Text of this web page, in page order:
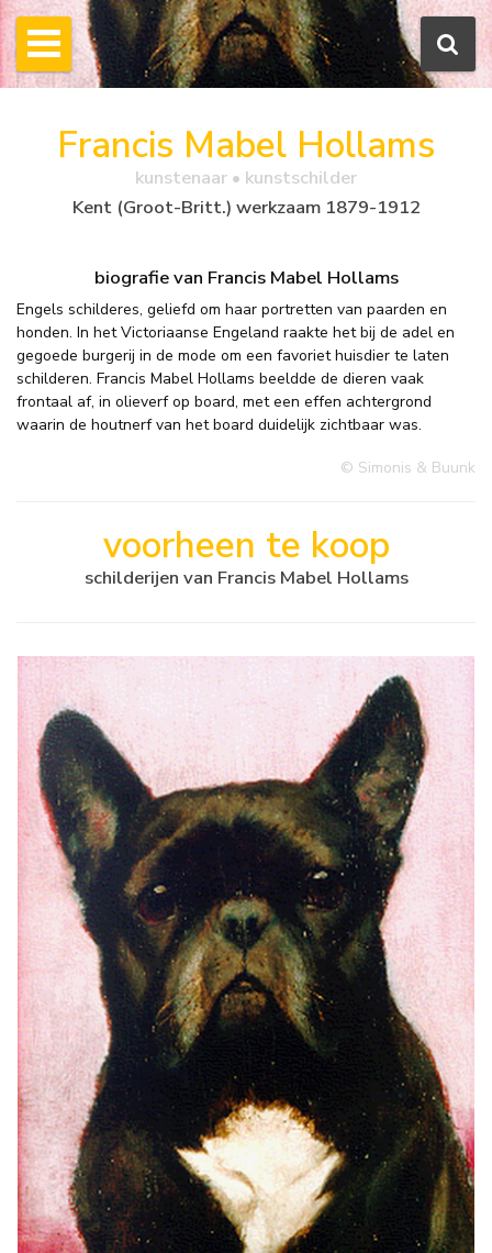
Francis Mabel Hollams
kunstenaar • kunstschilder
Kent (Groot-Britt.) werkzaam 1879-1912
biografie van Francis Mabel Hollams
Engels schilderes, geliefd om haar portretten van paarden en
honden. In het Victoriaanse Engeland raakte het bij de adel en
gegoede burgerij in de mode om een favoriet huisdier te laten
schilderen. Francis Mabel Hollams beeldde de dieren vaak
frontaal af, in olieverf op board, met een effen achtergrond
waarin de houtnerf van het board duidelijk zichtbaar was.
© Simonis & Buunk
voorheen te koop
schilderijen van Francis Mabel Hollams